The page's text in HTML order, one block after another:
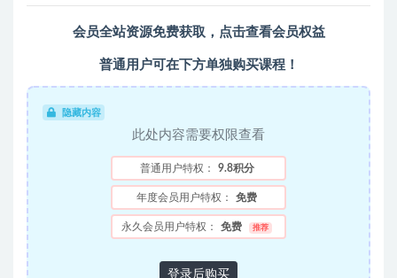
会员全站资源免费获取， 点击查看会员权益
普通用户可在下方单独购买课程！
隐藏内容
此处内容需要权限查看
普通用户特权： 9.8积分
年度会员用户特权： 免费
永久会员用户特权： 免费 推荐
登录后购买